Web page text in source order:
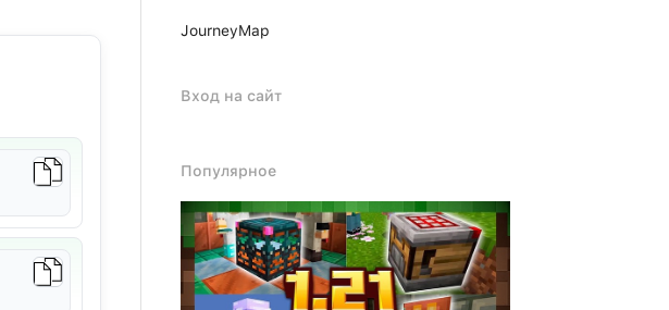
JourneyMap
Вход на сайт
Популярное